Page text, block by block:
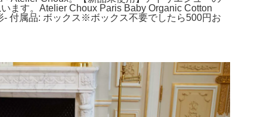
ます。Atelier Choux Paris Baby Organic Cotton
- 付属品: ボックス※ボックス不要でしたら500円お